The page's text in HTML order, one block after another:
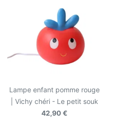
Lampe enfant pomme rouge
| Vichy chéri - Le petit souk
42,90 €